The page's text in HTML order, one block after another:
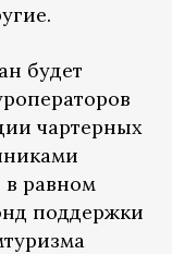
будет
чартерных
равном
поддержки